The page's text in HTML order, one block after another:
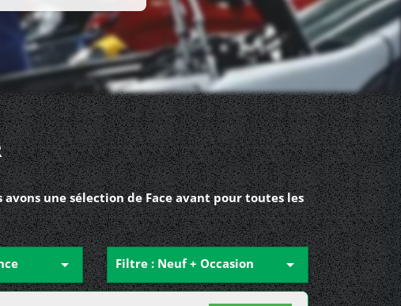
avons une sélection de Face avant pour toutes les
 Filtre : Neuf + Occasion 